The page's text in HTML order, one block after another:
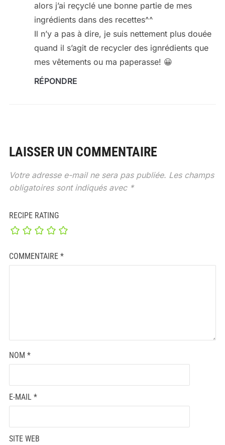
alors j’ai reçyclé une bonne partie de mes
ingrédients dans des recettes^^
Il n’y a pas à dire, je suis nettement plus douée
quand il s’agit de recycler des ignrédients que
mes vêtements ou ma paperasse! 😀
RÉPONDRE
LAISSER UN COMMENTAIRE
Votre adresse e-mail ne sera pas publiée. Les champs
obligatoires sont indiqués avec *
RECIPE RATING
COMMENTAIRE *
NOM *
E-MAIL *
SITE WEB